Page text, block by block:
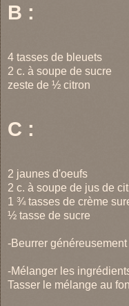
B :
4 tasses de bleuets
2 c. à soupe de sucre
zeste de ½ citron
C :
2 jaunes d'oeufs
2 c. à soupe de jus de
1 ¾ tasses de crème
½ tasse de sucre
-Beurrer
-Mélanger les
Tasser le mélange au